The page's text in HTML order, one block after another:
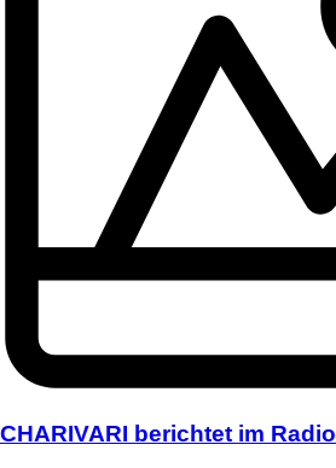
CHARIVARI berichtet im Radio